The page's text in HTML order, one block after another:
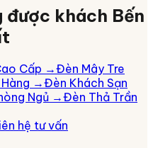
được khách Bến
Cấp →Đèn Mây Tre
→Đèn Khách Sạn
Ngủ →Đèn Thả Trần
hệ tư vấn